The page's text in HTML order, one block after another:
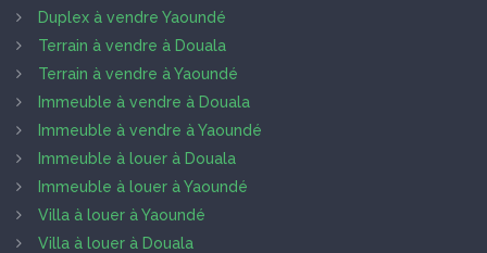
Duplex à vendre Yaoundé
Terrain à vendre à Douala
Terrain à vendre à Yaoundé
Immeuble à vendre à Douala
Immeuble à vendre à Yaoundé
Immeuble à louer à Douala
Immeuble à louer à Yaoundé
Villa à louer à Yaoundé
Villa à louer à Douala